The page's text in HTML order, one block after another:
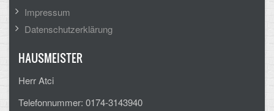
CLOUD
Gitlab
Impressum
Datenschutzerklärung
HAUSMEISTER
Herr Atci
Telefonnummer: 0174-3143940